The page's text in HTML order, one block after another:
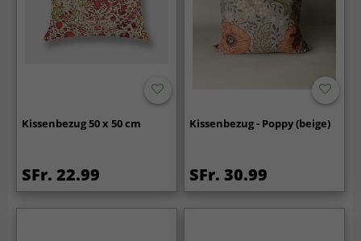
Kissenbezug 50 x 50 cm
SFr. 22.99
Kissenbezug - Poppy (beige)
SFr. 30.99